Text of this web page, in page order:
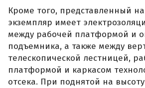
Кроме того, представленный
экземпляр имеет
между рабочей платформой и
подъемника, а также между
телескопической лестницей,
платформой и каркасом
отсека. При поднятой на